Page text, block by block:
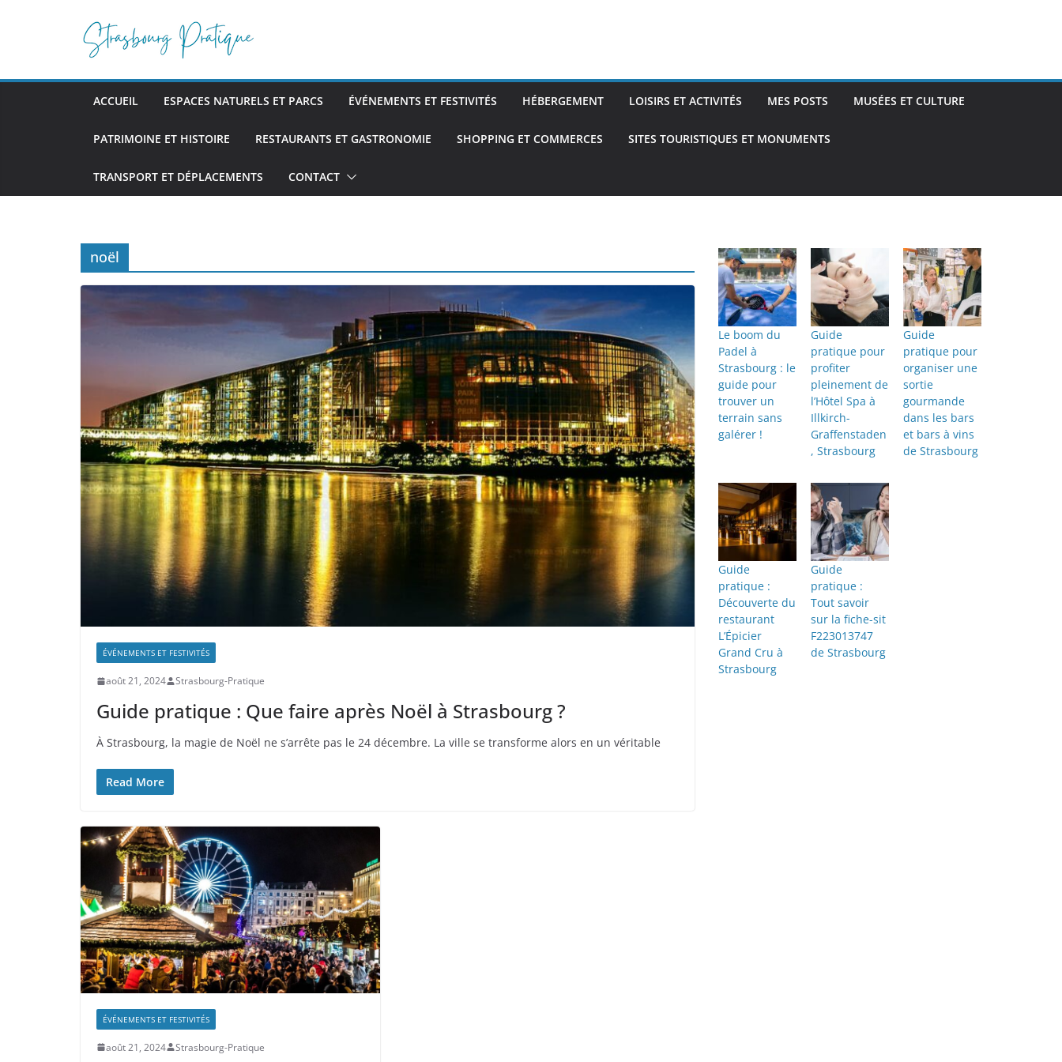
ACCUEIL ESPACES NATURELS ET PARCS ÉVÉNEMENTS ET FESTIVITÉS HÉBERGEMENT LOISIRS ET ACTIVITÉS MES POSTS MUSÉES ET CULTURE
PATRIMOINE ET HISTOIRE RESTAURANTS ET GASTRONOMIE SHOPPING ET COMMERCES SITES TOURISTIQUES ET MONUMENTS
TRANSPORT ET DÉPLACEMENTS CONTACT
noël
ÉVÉNEMENTS ET FESTIVITÉS
août 21, 2024 Strasbourg-Pratique
Guide pratique : Que faire après Noël à Strasbourg ?
À Strasbourg, la magie de Noël ne s’arrête pas le 24 décembre. La ville se transforme alors en un véritable
Read More
ÉVÉNEMENTS ET FESTIVITÉS
août 21, 2024 Strasbourg-Pratique
Le boom du
Padel à
Strasbourg : le
guide pour
trouver un
terrain sans
galérer !
Guide
pratique pour
profiter
pleinement de
l’Hôtel Spa à
Illkirch-
Graffenstaden
, Strasbourg
Guide
pratique pour
organiser une
sortie
gourmande
dans les bars
et bars à vins
de Strasbourg
Guide
pratique :
Découverte du
restaurant
L’Épicier
Grand Cru à
Strasbourg
Guide
pratique :
Tout savoir
sur la fiche-sit
F223013747
de Strasbourg